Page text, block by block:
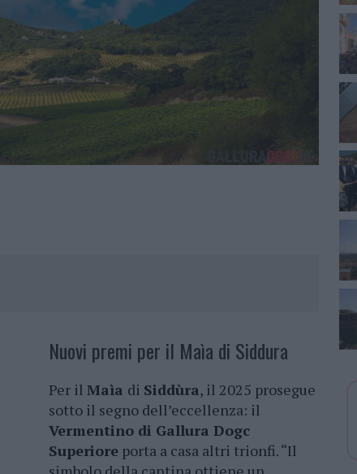
Nuovi premi per il Maìa di Siddura​
​Per il Maìa di Siddùra, il 2025 prosegue
sotto il segno dell’eccellenza: il
Vermentino di Gallura Dogc
Superiore porta a casa altri trionfi. “Il